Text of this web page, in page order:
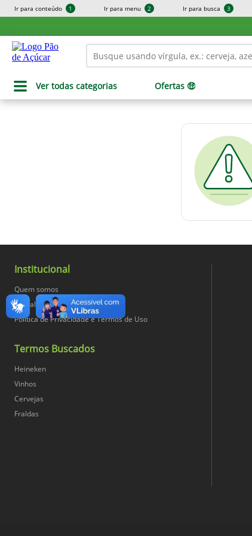
Ir para conteúdo 1 Ir para menu 2 Ir para busca 3
Ver todas categorias Ofertas 🤑
Institucional
Quem somos
Trabalhe Conosco
Política de Privacidade e Termos de Uso
Termos Buscados
Heineken
Vinhos
Cervejas
Fraldas